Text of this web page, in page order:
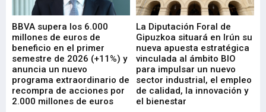
BBVA supera los 6.000
millones de euros de
beneficio en el primer
semestre de 2026 (+11%) y
anuncia un nuevo
programa extraordinario de
recompra de acciones por
2.000 millones de euros
La Diputación Foral de
Gipuzkoa situará en Irún su
nueva apuesta estratégica
vinculada al ámbito BIO
para impulsar un nuevo
sector industrial, el empleo
de calidad, la innovación y
el bienestar